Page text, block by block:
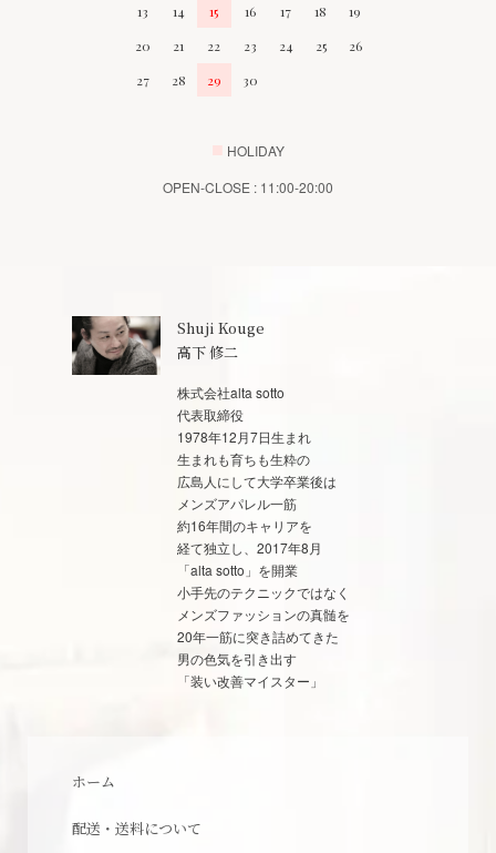
13
14 15 16 17 18
19
20
21 22 23 24 25
26
27
28 29 30
HOLIDAY
OPEN-CLOSE : 11:00-20:00
Shuji Kouge
高下 修二
株式会社alta sotto
代表取締役
1978年12月7日生まれ
生まれも育ちも生粋の
広島人にして大学卒業後は
メンズアパレル一筋
約16年間のキャリアを
経て独立し、2017年8月
「alta sotto」を開業
小手先のテクニックではなく
メンズファッションの真髄を
20年一筋に突き詰めてきた
男の色気を引き出す
「装い改善マイスター」
ホーム
配送・送料について